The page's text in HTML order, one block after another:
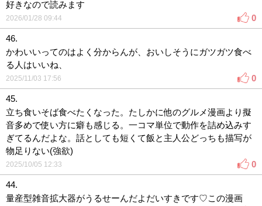
好きなので読みます
2026/01/28 09:44 0
46.
かわいいってのはよく分からんが、おいしそうにガツガツ食べ
る人はいいね、
2025/11/03 17:56 0
45.
立ち食いそば食べたくなった。たしかに他のグルメ漫画より擬
音多めで使い方に癖も感じる。一コマ単位で動作を詰め込みす
ぎてるんだよな。話としても短くて飯と主人公どっちも描写が
物足りない(強欲)
2025/10/05 12:33 0
44.
量産型雑音拡大器がうるせーんだよだいすきです♡この漫画